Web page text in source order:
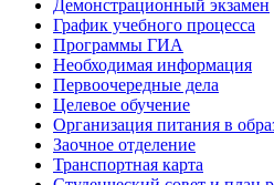
Демонстрационный экзамен
График учебного процесса
Программы ГИА
Необходимая информация
Первоочередные дела
Целевое обучение
Организация питания в
Заочное отделение
Транспортная карта